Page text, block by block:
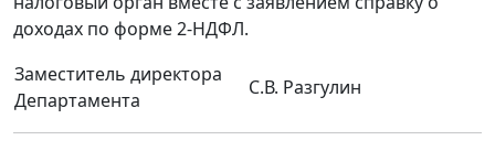
доходах по форме 2-НДФЛ.
Заместитель директора
Департамента
С.В. Разгулин